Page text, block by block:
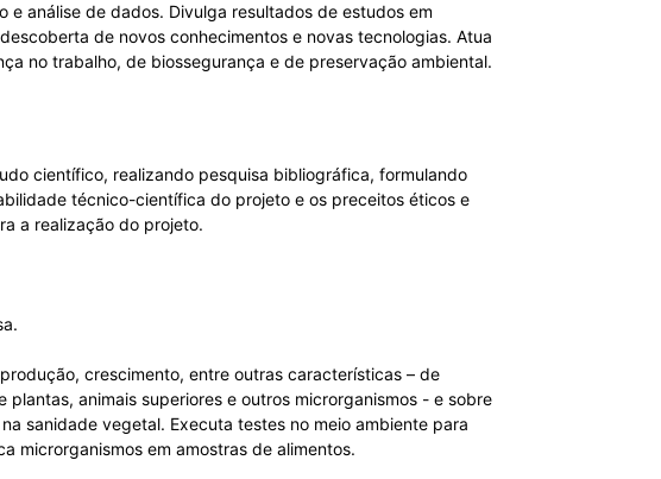
análise de dados. Divulga resultados de estudos em
de novos conhecimentos e novas tecnologias. Atua
no trabalho, de biossegurança e de preservação ambiental.
científico, realizando pesquisa bibliográfica, formulando
técnico-científica do projeto e os preceitos éticos e
a realização do projeto.
crescimento, entre outras características – de
animais superiores e outros microrganismos - e sobre
sanidade vegetal. Executa testes no meio ambiente para
microrganismos em amostras de alimentos.